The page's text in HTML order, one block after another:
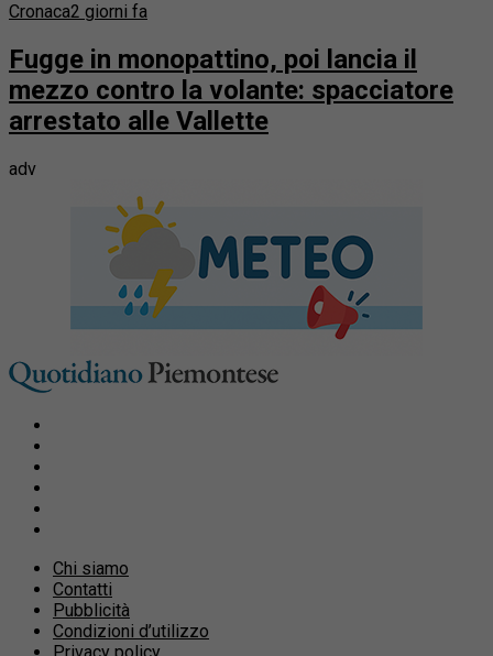
Cronaca2 giorni fa
Fugge in monopattino, poi lancia il
mezzo contro la volante: spacciatore
arrestato alle Vallette
adv
Chi siamo
Contatti
Pubblicità
Condizioni d’utilizzo